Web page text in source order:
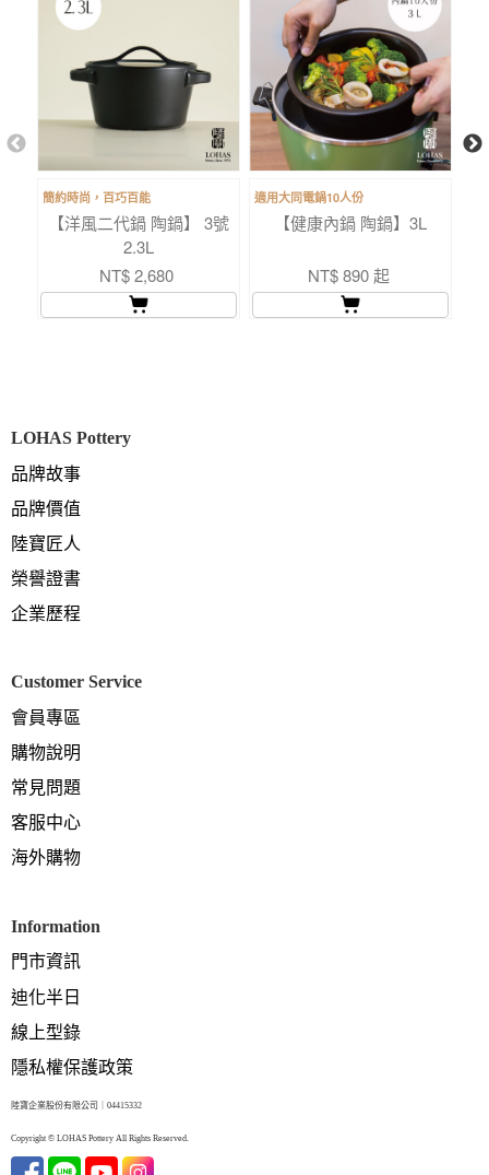
簡約時尚，百巧百能
【洋風二代鍋 陶鍋】 3號
2.3L
NT$ 2,680
適用大同電鍋10人份
【健康內鍋 陶鍋】3L
NT$ 890 起
LOHAS Pottery
品牌故事
品牌價值
陸寶匠人
榮譽證書
企業歷程
Customer Service
會員專區
購物說明
常見問題
客服中心
海外購物
Information
門市資訊
迪化半日
線上型錄
隱私權保護政策
陸寶企業股份有限公司｜04415332
Copyright © LOHAS Pottery All Rights Reserved.